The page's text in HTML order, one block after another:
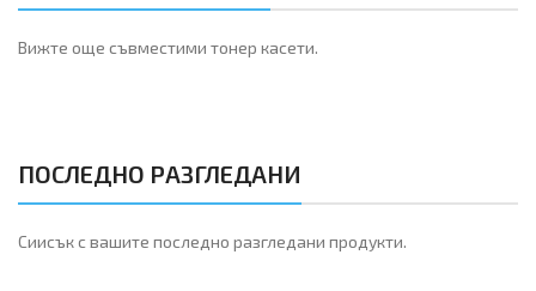
Вижте още съвместими тонер касети.
ПОСЛЕДНО РАЗГЛЕДАНИ
Сиисък с вашите последно разгледани продукти.